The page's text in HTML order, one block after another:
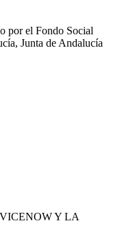
por el Fondo Social
Junta de Andalucía
Y LA